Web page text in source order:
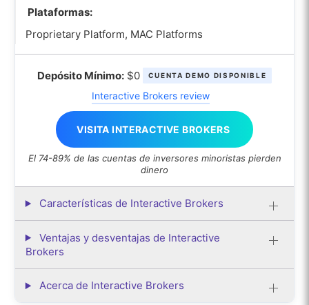
Plataformas:
Proprietary Platform, MAC Platforms
Depósito Mínimo:$0 CUENTA DEMO DISPONIBLE
Interactive Brokers review
VISITA INTERACTIVE BROKERS
El 74-89% de las cuentas de inversores minoristas pierden
dinero
Características de Interactive Brokers
Ventajas y desventajas de Interactive
Brokers
Acerca de Interactive Brokers